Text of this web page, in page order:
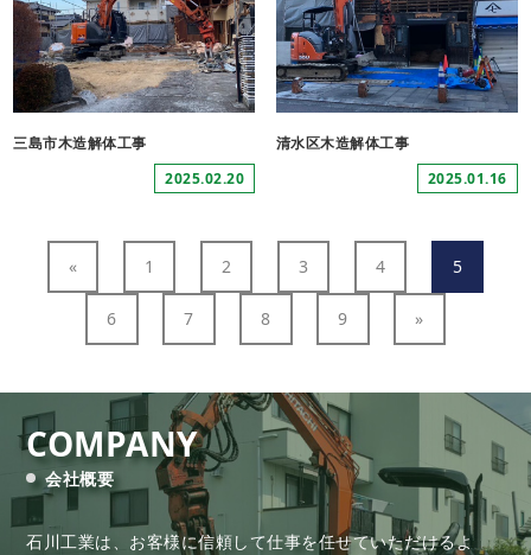
三島市木造解体工事
2025.02.20
清水区木造解体工事
2025.01.16
« 1 2 3 4 5
6 7 8 9 »
COMPANY
会社概要
石川工業は、お客様に信頼して仕事を任せていただけるよ